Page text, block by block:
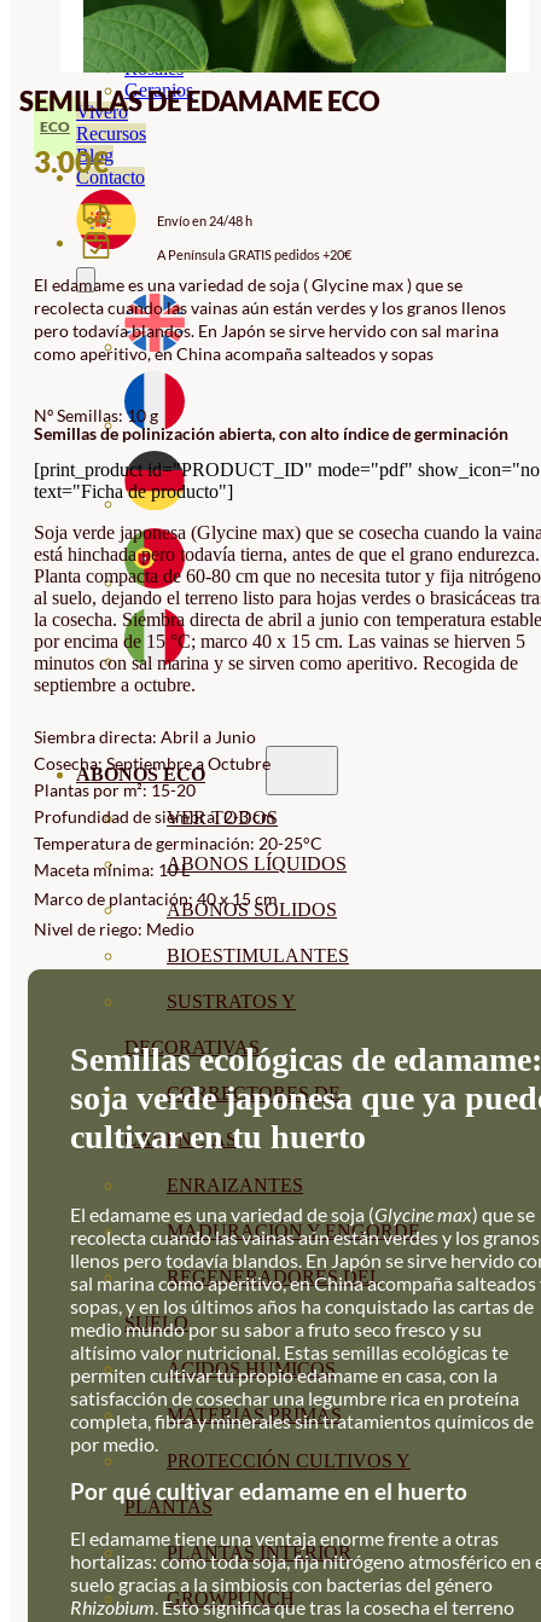
Ornamentales
Hortensias
Rosales
Geranios
Vivero
Recursos
Blog
Contacto
ABONOS ECO
VER TODOS
ABONOS LÍQUIDOS
ABONOS SOLIDOS
BIOESTIMULANTES
SUSTRATOS Y
DECORATIVAS
CORRECTORES DE
CARENCIAS
ENRAIZANTES
MADURACIÓN Y ENGORDE
REGENERADORES DEL
SUELO
ÁCIDOS HÚMICOS
MATERIAS PRIMAS
PROTECCIÓN CULTIVOS Y
PLANTAS
PLANTAS INTERIOR
GROWPUNCH
SEMILLAS DE EDAMAME ECO
ECO
3.00€
Envío en 24/48 h
A Península GRATIS pedidos +20€
El edamame es una variedad de soja ( Glycine max ) que se
recolecta cuando las vainas aún están verdes y los granos llenos
pero todavía blandos. En Japón se sirve hervido con sal marina
como aperitivo, en China acompaña salteados y sopas
Nº Semillas: 10 g
Semillas de polinización abierta, con alto índice de germinación
[print_product id="PRODUCT_ID" mode="pdf"
text="Ficha de producto"]
Soja verde japonesa (Glycine max) que se cosecha cuando la
está hinchada pero todavía tierna, antes de que el grano endurezca.
Planta compacta de 60-80 cm que no necesita tutor y fija nitrógeno
al suelo, dejando el terreno listo para hojas verdes o brasicáceas
la cosecha. Siembra directa de abril a junio con temperatura estable
por encima de 15 °C; marco 40 x 15 cm. Las vainas se hierven 5
minutos con sal marina y se sirven como aperitivo. Recogida de
septiembre a octubre.
Siembra directa: Abril a Junio
Cosecha: Septiembre a Octubre
Plantas por m²: 15-20
Profundidad de siembra: 2-3 cm
Temperatura de germinación: 20-25°C
Maceta mínima: 10 L
Marco de plantación: 40 x 15 cm
Nivel de riego: Medio
Semillas ecológicas de
soja verde japonesa que ya
cultivar en tu huerto
El edamame es una variedad de soja (Glycine max) que se
recolecta cuando las vainas aún están verdes y los granos
llenos pero todavía blandos. En Japón se sirve hervido
sal marina como aperitivo, en China acompaña salteados
sopas, y en los últimos años ha conquistado las cartas de
medio mundo por su sabor a fruto seco fresco y su
altísimo valor nutricional. Estas semillas ecológicas te
permiten cultivar tu propio edamame en casa, con la
satisfacción de cosechar una legumbre rica en proteína
completa, fibra y minerales sin tratamientos químicos de
por medio.
Por qué cultivar edamame en el huerto
El edamame tiene una ventaja enorme frente a otras
hortalizas: como toda soja, fija nitrógeno atmosférico en
suelo gracias a la simbiosis con bacterias del género
Rhizobium. Esto significa que tras la cosecha el terreno